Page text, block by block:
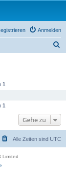
Anmelden
1
1
Gehe zu
Alle Zeiten sind UTC
Limited